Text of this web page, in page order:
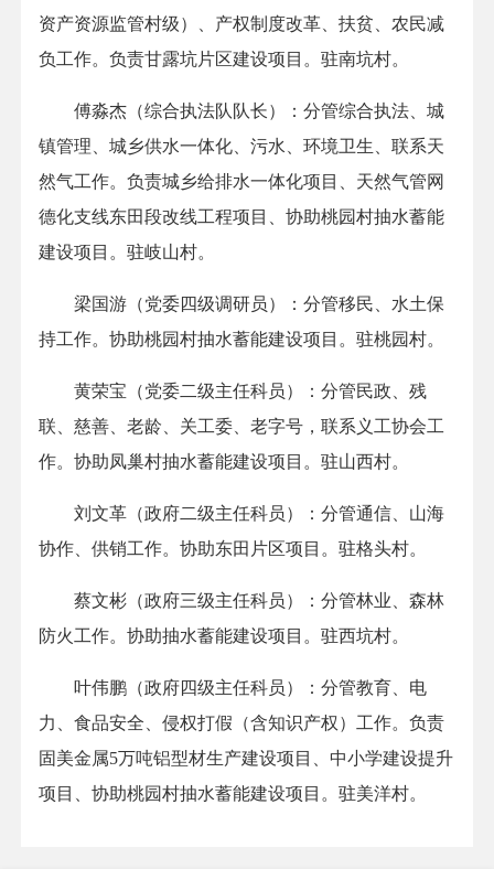
资产资源监管村级）、产权制度改革、扶贫、农民减
负工作。负责甘露坑片区建设项目。驻南坑村。
傅淼杰（综合执法队队长）：分管综合执法、城
镇管理、城乡供水一体化、污水、环境卫生、联系天
然气工作。负责城乡给排水一体化项目、天然气管网
德化支线东田段改线工程项目、协助桃园村抽水蓄能
建设项目。驻岐山村。
梁国游（党委四级调研员）：分管移民、水土保
持工作。协助桃园村抽水蓄能建设项目。驻桃园村。
黄荣宝（党委二级主任科员）：分管民政、残
联、慈善、老龄、关工委、老字号，联系义工协会工
作。协助凤巢村抽水蓄能建设项目。驻山西村。
刘文革（政府二级主任科员）：分管通信、山海
协作、供销工作。协助东田片区项目。驻格头村。
蔡文彬（政府三级主任科员）：分管林业、森林
防火工作。协助抽水蓄能建设项目。驻西坑村。
叶伟鹏（政府四级主任科员）：分管教育、电
力、食品安全、侵权打假（含知识产权）工作。负责
固美金属5万吨铝型材生产建设项目、中小学建设提升
项目、协助桃园村抽水蓄能建设项目。驻美洋村。